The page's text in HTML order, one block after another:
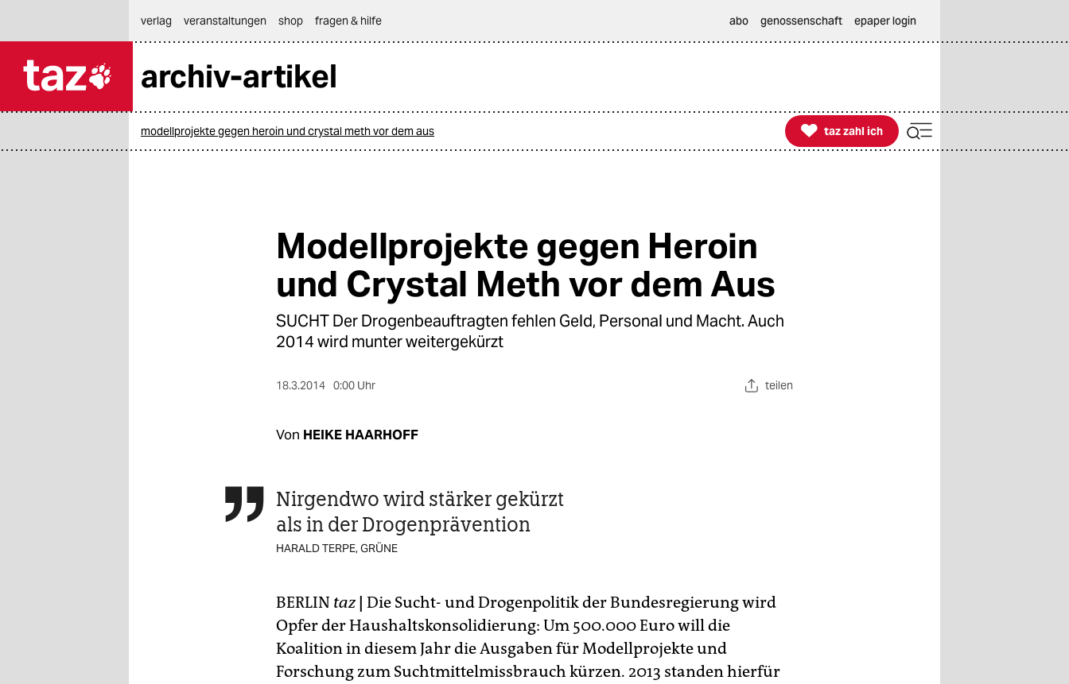
themen
veranstaltungen
verlag
veranstaltungen shop fragen & hilfe abo genossenschaft epaper login
archiv-artikel
modellprojekte gegen heroin und crystal meth vor dem aus 
taz zahl ich
taz zahl ich
Modellprojekte gegen Heroin
und Crystal Meth vor dem Aus
SUCHT Der Drogenbeauftragten fehlen Geld, Personal und Macht. Auch
2014 wird munter weitergekürzt
18.3.2014 0:00 Uhr teilen
Von HEIKE HAARHOFF
 Nirgendwo wird stärker gekürzt
als in der Drogenprävention
HARALD TERPE, GRÜNE
BERLIN taz | Die Sucht- und Drogenpolitik der Bundesregierung wird
Opfer der Haushaltskonsolidierung: Um 500.000 Euro will die
Koalition in diesem Jahr die Ausgaben für Modellprojekte und
Forschung zum Suchtmittelmissbrauch kürzen. 2013 standen hierfür